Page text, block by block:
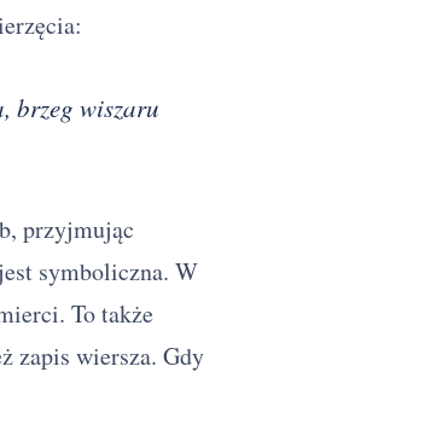
brzeg wiszaru
przyjmując
symboliczna. W
To także
zapis wiersza. Gdy